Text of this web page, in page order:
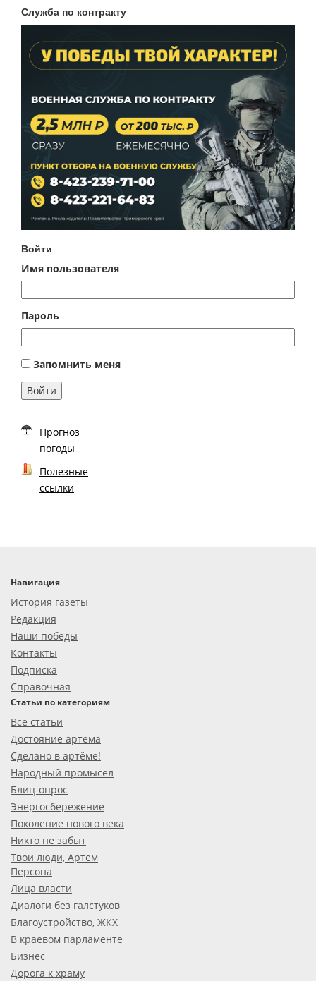
Служба по контракту
Войти
Имя пользователя
Пароль
Запомнить меня
Войти
Прогноз
погоды
Полезные
ссылки
Навигация
История газеты
Редакция
Наши победы
Контакты
Подписка
Справочная
Статьи по категориям
Все статьи
Достояние артёма
Сделано в артёме!
Народный промысел
Блиц-опрос
Энергосбережение
Поколение нового века
Никто не забыт
Твои люди, Артем
Персона
Лица власти
Диалоги без галстуков
Благоустройство, ЖКХ
В краевом парламенте
Бизнес
Дорога к храму